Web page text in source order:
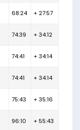
68:24 + 27:57
74:39 + 34:12
74:41 + 34:14
74:41 + 34:14
75:43 + 35:16
96:10 + 55:43